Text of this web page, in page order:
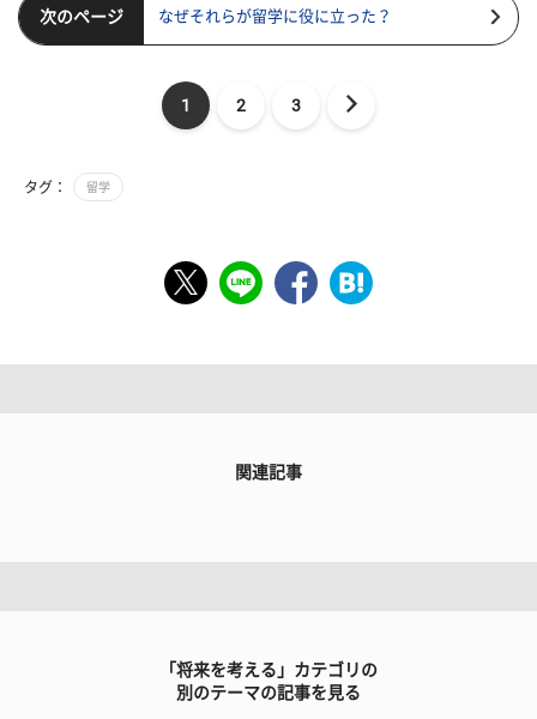
次のページ なぜそれらが留学に役に立った？
1 2 3
タグ： 留学
関連記事
「将来を考える」カテゴリの
別のテーマの記事を見る